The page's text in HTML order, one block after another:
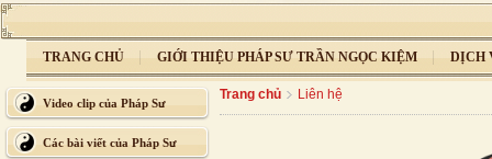
TRANG CHỦ GIỚI THIỆU PHÁP SƯ TRẦN NGỌC KIỆM DỊCH
Video clip của Pháp Sư
Các bài viết của Pháp Sư
Trang chủ Liên hệ